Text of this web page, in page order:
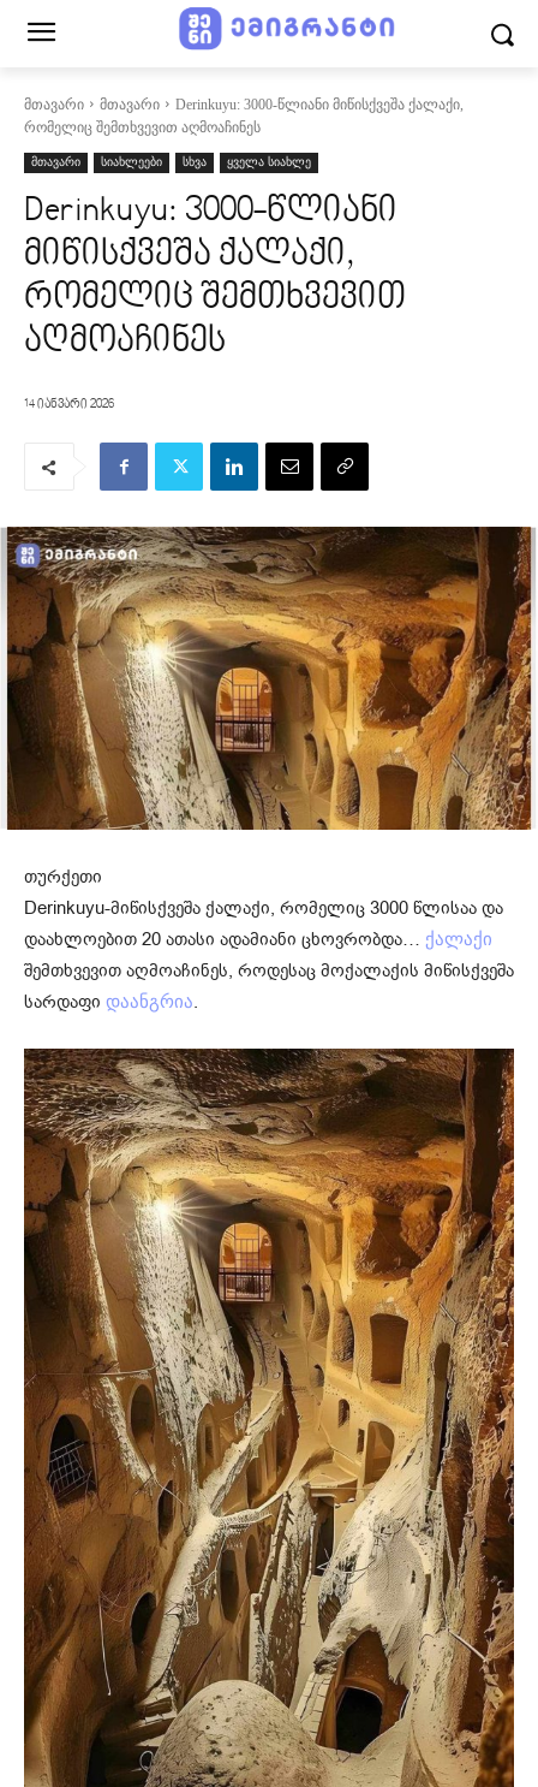
მთავარი მთავარი
Derinkuyu: 3000-წლიანი მიწისქვეშა ქალაქი,
რომელიც შემთხვევით აღმოაჩინეს
მთავარი სიახლეები სხვა ყველა სიახლე
Derinkuyu: 3000-წლიანი
მიწისქვეშა ქალაქი,
რომელიც შემთხვევით
აღმოაჩინეს
14 იანვარი 2026
თურქეთი
Derinkuyu-მიწისქვეშა ქალაქი, რომელიც 3000 წლისაა და
დაახლოებით 20 ათასი ადამიანი ცხოვრობდა… ქალაქი
შემთხვევით აღმოაჩინეს, როდესაც მოქალაქის მიწისქვეშა
სარდაფი დაანგრია.